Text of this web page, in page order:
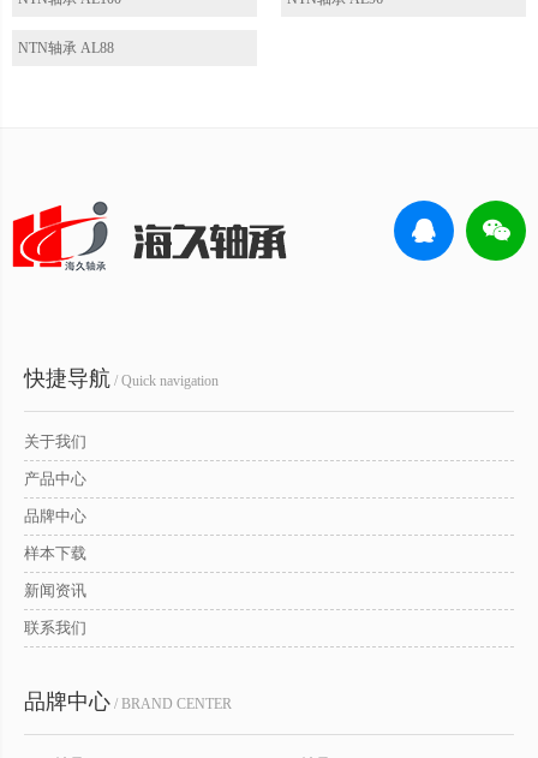
NTN轴承 AL88
快捷导航 / Quick navigation
关于我们
产品中心
品牌中心
样本下载
新闻资讯
联系我们
品牌中心 / BRAND CENTER